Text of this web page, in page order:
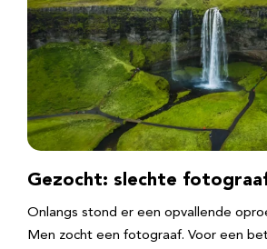
Gezocht: slechte
Onlangs stond er een opvallende
Men zocht een fotograaf. Voor een